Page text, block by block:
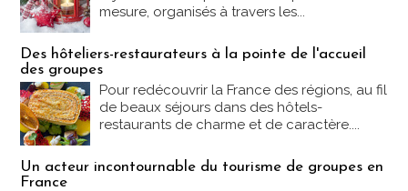
mesure, organisés à travers les...
Des hôteliers-restaurateurs à la pointe de l'accueil
des groupes
Pour redécouvrir la France des régions, au fil
de beaux séjours dans des hôtels-
restaurants de charme et de caractère....
Un acteur incontournable du tourisme de groupes en
France